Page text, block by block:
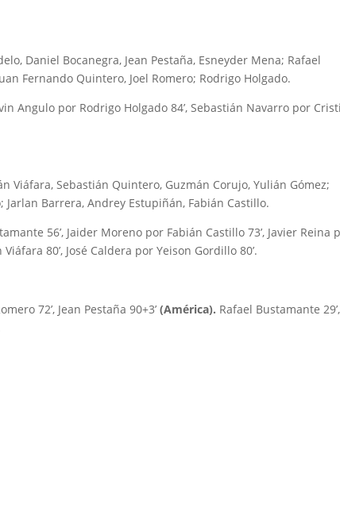
Daniel Bocanegra, Jean Pestaña, Esneyder Mena; Rafael
Fernando Quintero, Joel Romero; Rodrigo Holgado.
Angulo por Rodrigo Holgado 84’, Sebastián Navarro por
Viáfara, Sebastián Quintero, Guzmán Corujo, Yulián Gómez;
Jarlan Barrera, Andrey Estupiñán, Fabián Castillo.
56’, Jaider Moreno por Fabián Castillo 73’, Javier Reina
80’, José Caldera por Yeison Gordillo 80’.
72’, Jean Pestaña 90+3’(América). Rafael Bustamante 29’,